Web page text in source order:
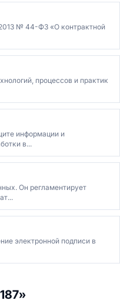
№ 44-ФЗ «О контрактной
процессов и практик
информации и
в...
Он регламентирует
электронной подписи в